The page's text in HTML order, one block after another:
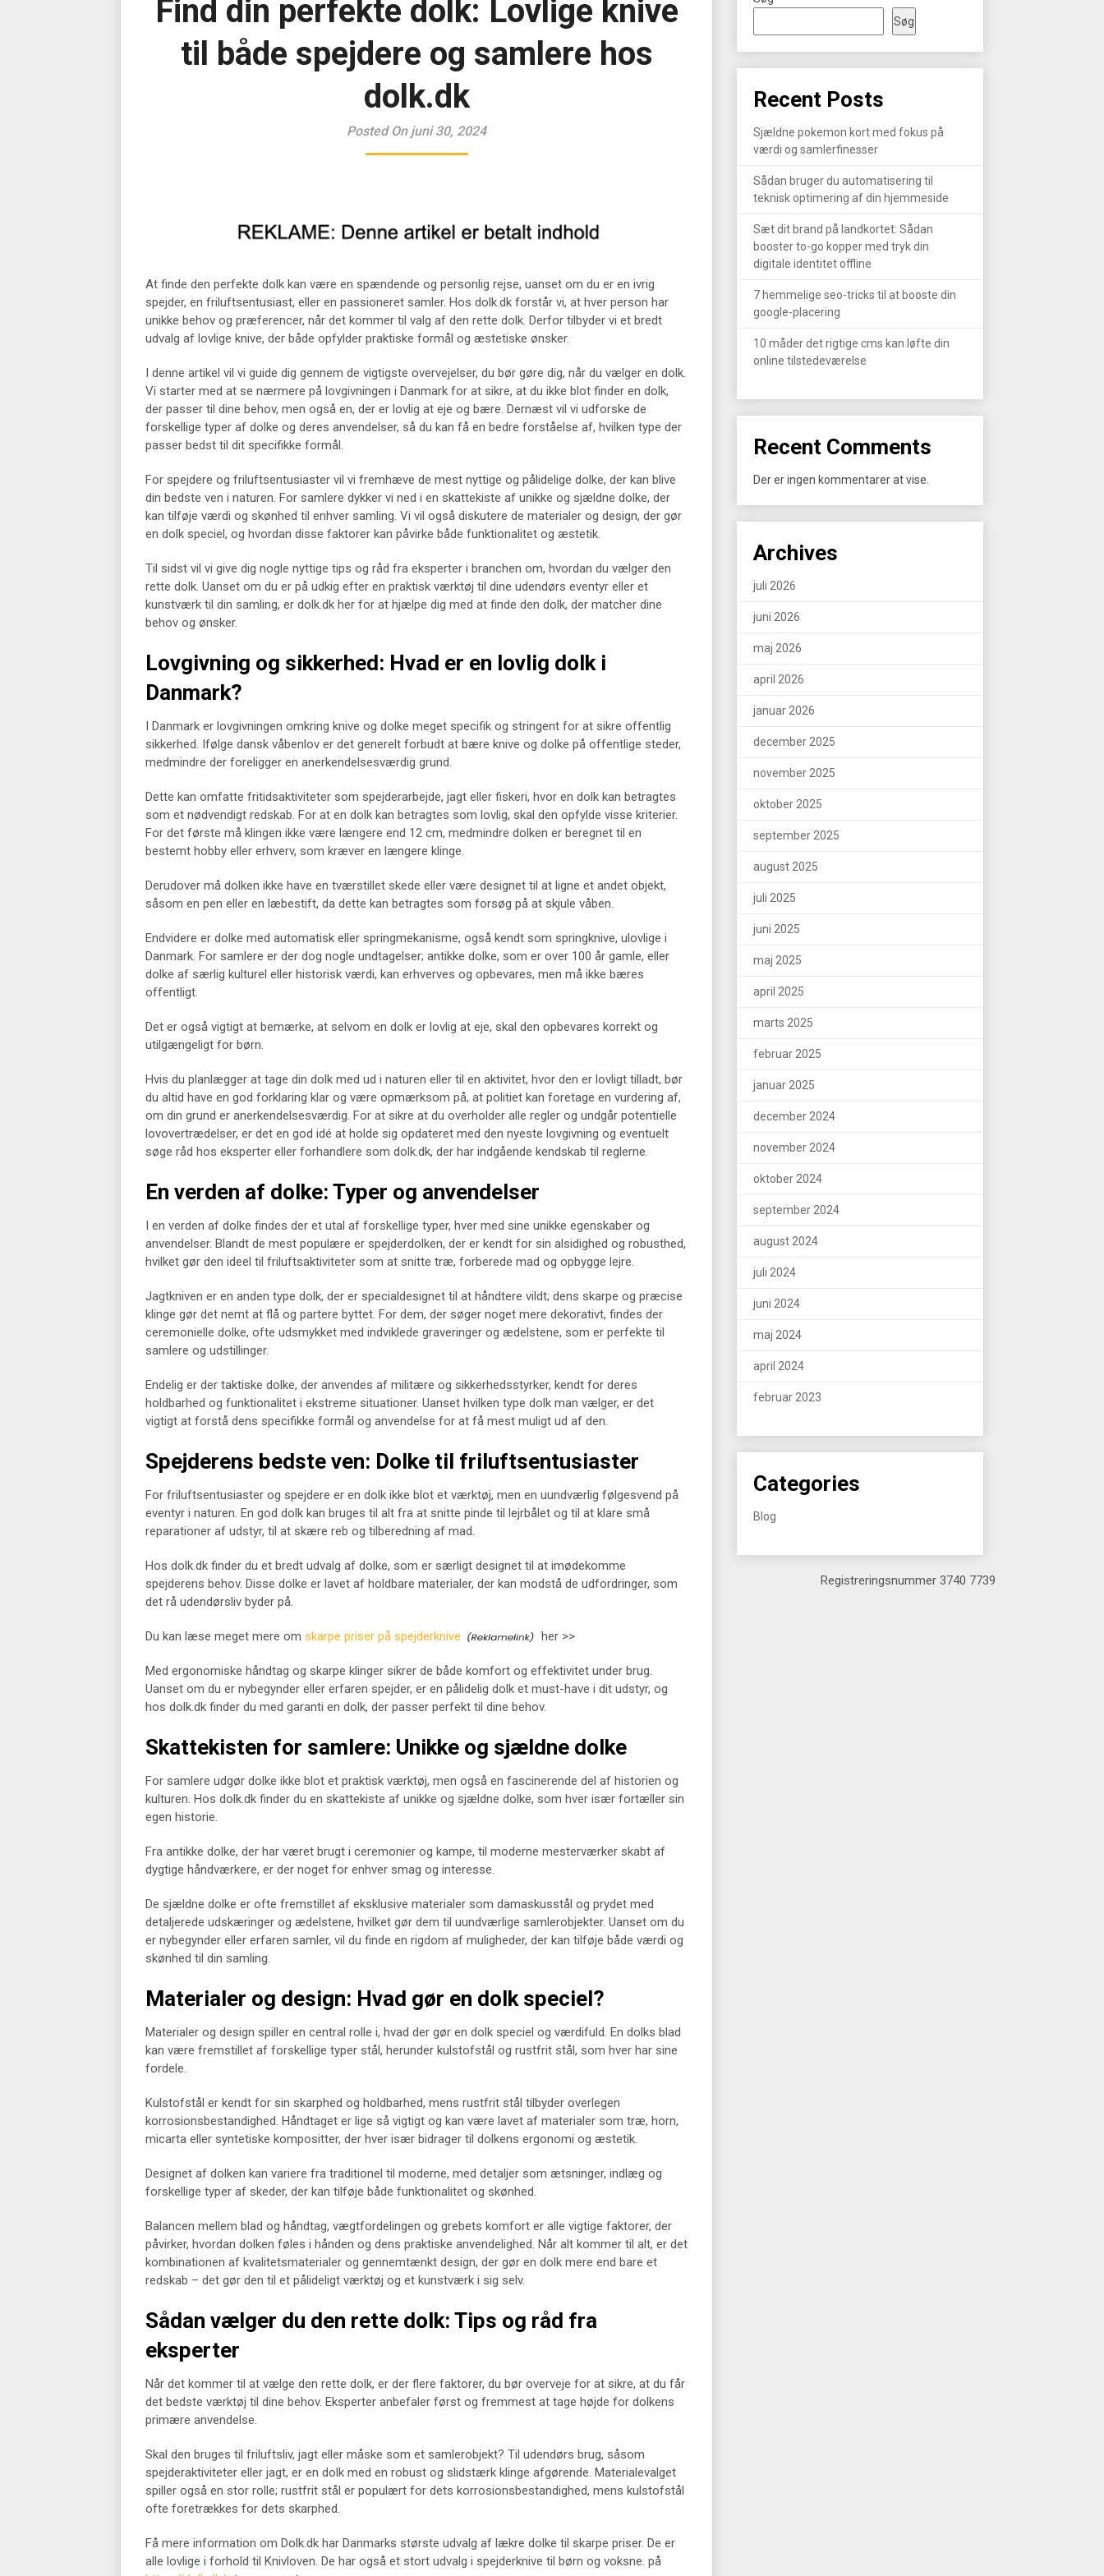
Find din perfekte dolk: Lovlige knive
til både spejdere og samlere hos
dolk.dk
Posted On juni 30, 2024
At finde den perfekte dolk kan være en spændende og personlig rejse, uanset om du er en ivrig
spejder, en friluftsentusiast, eller en passioneret samler. Hos dolk.dk forstår vi, at hver person har
unikke behov og præferencer, når det kommer til valg af den rette dolk. Derfor tilbyder vi et bredt
udvalg af lovlige knive, der både opfylder praktiske formål og æstetiske ønsker.
I denne artikel vil vi guide dig gennem de vigtigste overvejelser, du bør gøre dig, når du vælger en dolk.
Vi starter med at se nærmere på lovgivningen i Danmark for at sikre, at du ikke blot finder en dolk,
der passer til dine behov, men også en, der er lovlig at eje og bære. Dernæst vil vi udforske de
forskellige typer af dolke og deres anvendelser, så du kan få en bedre forståelse af, hvilken type der
passer bedst til dit specifikke formål.
For spejdere og friluftsentusiaster vil vi fremhæve de mest nyttige og pålidelige dolke, der kan blive
din bedste ven i naturen. For samlere dykker vi ned i en skattekiste af unikke og sjældne dolke, der
kan tilføje værdi og skønhed til enhver samling. Vi vil også diskutere de materialer og design, der gør
en dolk speciel, og hvordan disse faktorer kan påvirke både funktionalitet og æstetik.
Til sidst vil vi give dig nogle nyttige tips og råd fra eksperter i branchen om, hvordan du vælger den
rette dolk. Uanset om du er på udkig efter en praktisk værktøj til dine udendørs eventyr eller et
kunstværk til din samling, er dolk.dk her for at hjælpe dig med at finde den dolk, der matcher dine
behov og ønsker.
Lovgivning og sikkerhed: Hvad er en lovlig dolk i
Danmark?
I Danmark er lovgivningen omkring knive og dolke meget specifik og stringent for at sikre offentlig
sikkerhed. Ifølge dansk våbenlov er det generelt forbudt at bære knive og dolke på offentlige steder,
medmindre der foreligger en anerkendelsesværdig grund.
Dette kan omfatte fritidsaktiviteter som spejderarbejde, jagt eller fiskeri, hvor en dolk kan betragtes
som et nødvendigt redskab. For at en dolk kan betragtes som lovlig, skal den opfylde visse kriterier.
For det første må klingen ikke være længere end 12 cm, medmindre dolken er beregnet til en
bestemt hobby eller erhverv, som kræver en længere klinge.
Derudover må dolken ikke have en tværstillet skede eller være designet til at ligne et andet objekt,
såsom en pen eller en læbestift, da dette kan betragtes som forsøg på at skjule våben.
Endvidere er dolke med automatisk eller springmekanisme, også kendt som springknive, ulovlige i
Danmark. For samlere er der dog nogle undtagelser; antikke dolke, som er over 100 år gamle, eller
dolke af særlig kulturel eller historisk værdi, kan erhverves og opbevares, men må ikke bæres
offentligt.
Det er også vigtigt at bemærke, at selvom en dolk er lovlig at eje, skal den opbevares korrekt og
utilgængeligt for børn.
Hvis du planlægger at tage din dolk med ud i naturen eller til en aktivitet, hvor den er lovligt tilladt, bør
du altid have en god forklaring klar og være opmærksom på, at politiet kan foretage en vurdering af,
om din grund er anerkendelsesværdig. For at sikre at du overholder alle regler og undgår potentielle
lovovertrædelser, er det en god idé at holde sig opdateret med den nyeste lovgivning og eventuelt
søge råd hos eksperter eller forhandlere som dolk.dk, der har indgående kendskab til reglerne.
En verden af dolke: Typer og anvendelser
I en verden af dolke findes der et utal af forskellige typer, hver med sine unikke egenskaber og
anvendelser. Blandt de mest populære er spejderdolken, der er kendt for sin alsidighed og robusthed,
hvilket gør den ideel til friluftsaktiviteter som at snitte træ, forberede mad og opbygge lejre.
Jagtkniven er en anden type dolk, der er specialdesignet til at håndtere vildt; dens skarpe og præcise
klinge gør det nemt at flå og partere byttet. For dem, der søger noget mere dekorativt, findes der
ceremonielle dolke, ofte udsmykket med indviklede graveringer og ædelstene, som er perfekte til
samlere og udstillinger.
Endelig er der taktiske dolke, der anvendes af militære og sikkerhedsstyrker, kendt for deres
holdbarhed og funktionalitet i ekstreme situationer. Uanset hvilken type dolk man vælger, er det
vigtigt at forstå dens specifikke formål og anvendelse for at få mest muligt ud af den.
Spejderens bedste ven: Dolke til friluftsentusiaster
For friluftsentusiaster og spejdere er en dolk ikke blot et værktøj, men en uundværlig følgesvend på
eventyr i naturen. En god dolk kan bruges til alt fra at snitte pinde til lejrbålet og til at klare små
reparationer af udstyr, til at skære reb og tilberedning af mad.
Hos dolk.dk finder du et bredt udvalg af dolke, som er særligt designet til at imødekomme
spejderens behov. Disse dolke er lavet af holdbare materialer, der kan modstå de udfordringer, som
det rå udendørsliv byder på.
Du kan læse meget mere om skarpe priser på spejderknive her >>
Med ergonomiske håndtag og skarpe klinger sikrer de både komfort og effektivitet under brug.
Uanset om du er nybegynder eller erfaren spejder, er en pålidelig dolk et must-have i dit udstyr, og
hos dolk.dk finder du med garanti en dolk, der passer perfekt til dine behov.
Skattekisten for samlere: Unikke og sjældne dolke
For samlere udgør dolke ikke blot et praktisk værktøj, men også en fascinerende del af historien og
kulturen. Hos dolk.dk finder du en skattekiste af unikke og sjældne dolke, som hver især fortæller sin
egen historie.
Fra antikke dolke, der har været brugt i ceremonier og kampe, til moderne mesterværker skabt af
dygtige håndværkere, er der noget for enhver smag og interesse.
De sjældne dolke er ofte fremstillet af eksklusive materialer som damaskusstål og prydet med
detaljerede udskæringer og ædelstene, hvilket gør dem til uundværlige samlerobjekter. Uanset om du
er nybegynder eller erfaren samler, vil du finde en rigdom af muligheder, der kan tilføje både værdi og
skønhed til din samling.
Materialer og design: Hvad gør en dolk speciel?
Materialer og design spiller en central rolle i, hvad der gør en dolk speciel og værdifuld. En dolks blad
kan være fremstillet af forskellige typer stål, herunder kulstofstål og rustfrit stål, som hver har sine
fordele.
Kulstofstål er kendt for sin skarphed og holdbarhed, mens rustfrit stål tilbyder overlegen
korrosionsbestandighed. Håndtaget er lige så vigtigt og kan være lavet af materialer som træ, horn,
micarta eller syntetiske kompositter, der hver især bidrager til dolkens ergonomi og æstetik.
Designet af dolken kan variere fra traditionel til moderne, med detaljer som ætsninger, indlæg og
forskellige typer af skeder, der kan tilføje både funktionalitet og skønhed.
Balancen mellem blad og håndtag, vægtfordelingen og grebets komfort er alle vigtige faktorer, der
påvirker, hvordan dolken føles i hånden og dens praktiske anvendelighed. Når alt kommer til alt, er det
kombinationen af kvalitetsmaterialer og gennemtænkt design, der gør en dolk mere end bare et
redskab – det gør den til et pålideligt værktøj og et kunstværk i sig selv.
Sådan vælger du den rette dolk: Tips og råd fra
eksperter
Når det kommer til at vælge den rette dolk, er der flere faktorer, du bør overveje for at sikre, at du får
det bedste værktøj til dine behov. Eksperter anbefaler først og fremmest at tage højde for dolkens
primære anvendelse.
Skal den bruges til friluftsliv, jagt eller måske som et samlerobjekt? Til udendørs brug, såsom
spejderaktiviteter eller jagt, er en dolk med en robust og slidstærk klinge afgørende. Materialevalget
spiller også en stor rolle; rustfrit stål er populært for dets korrosionsbestandighed, mens kulstofstål
ofte foretrækkes for dets skarphed.
Få mere information om Dolk.dk har Danmarks største udvalg af lækre dolke til skarpe priser. De er
alle lovlige i forhold til Knivloven. De har også et stort udvalg i spejderknive til børn og voksne. på
Søg
Recent Posts
Sjældne pokemon kort med fokus på
værdi og samlerfinesser
Sådan bruger du automatisering til
teknisk optimering af din hjemmeside
Sæt dit brand på landkortet: Sådan
booster to-go kopper med tryk din
digitale identitet offline
7 hemmelige seo-tricks til at booste din
google-placering
10 måder det rigtige cms kan løfte din
online tilstedeværelse
Recent Comments
Der er ingen kommentarer at vise.
Archives
juli 2026
juni 2026
maj 2026
april 2026
januar 2026
december 2025
november 2025
oktober 2025
september 2025
august 2025
juli 2025
juni 2025
maj 2025
april 2025
marts 2025
februar 2025
januar 2025
december 2024
november 2024
oktober 2024
september 2024
august 2024
juli 2024
juni 2024
maj 2024
april 2024
februar 2023
Categories
Blog
Registreringsnummer 3740 7739